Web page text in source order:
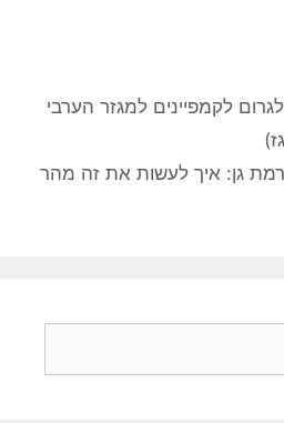
לקמפיינים למגזר הערבי
גן: איך לעשות את זה מהר